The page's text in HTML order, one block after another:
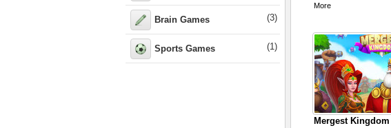
More
Mergest Kingdom
Brain Games (3)
Sports Games (1)